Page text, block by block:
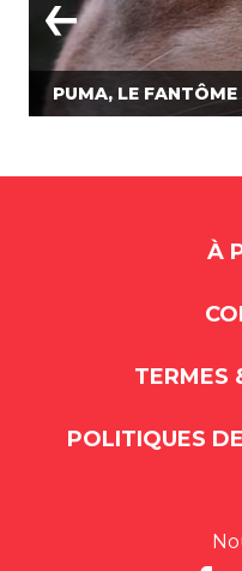
PUMA, LE
À
TERMES
POLITIQUES